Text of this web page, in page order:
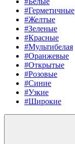
#Герметичные
#Желтые
#Зеленые
#Красные
#Мультибелая
#Оранжевые
#Открытые
#Розовые
#Синие
#Узкие
#Широкие